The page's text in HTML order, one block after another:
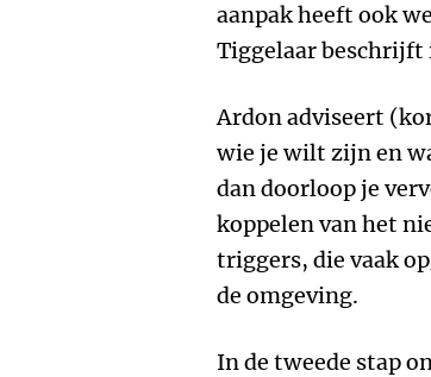
aanpak heeft ook
Tiggelaar beschrijft
Ardon adviseert
wie je wilt zijn en
dan doorloop je
koppelen van het
triggers, die vaak
de omgeving.
In de tweede stap